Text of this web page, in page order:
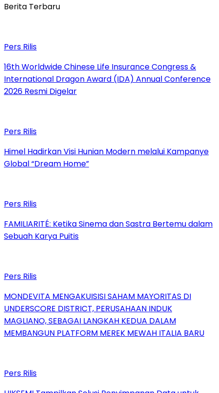
Berita Terbaru
Pers Rilis
16th Worldwide Chinese Life Insurance Congress &
International Dragon Award (IDA) Annual Conference
2026 Resmi Digelar
Pers Rilis
Himel Hadirkan Visi Hunian Modern melalui Kampanye
Global “Dream Home”
Pers Rilis
FAMILIARITÉ: Ketika Sinema dan Sastra Bertemu dalam
Sebuah Karya Puitis
Pers Rilis
MONDEVITA MENGAKUISISI SAHAM MAYORITAS DI
UNDERSCORE DISTRICT, PERUSAHAAN INDUK
MAGLIANO, SEBAGAI LANGKAH KEDUA DALAM
MEMBANGUN PLATFORM MEREK MEWAH ITALIA BARU
Pers Rilis